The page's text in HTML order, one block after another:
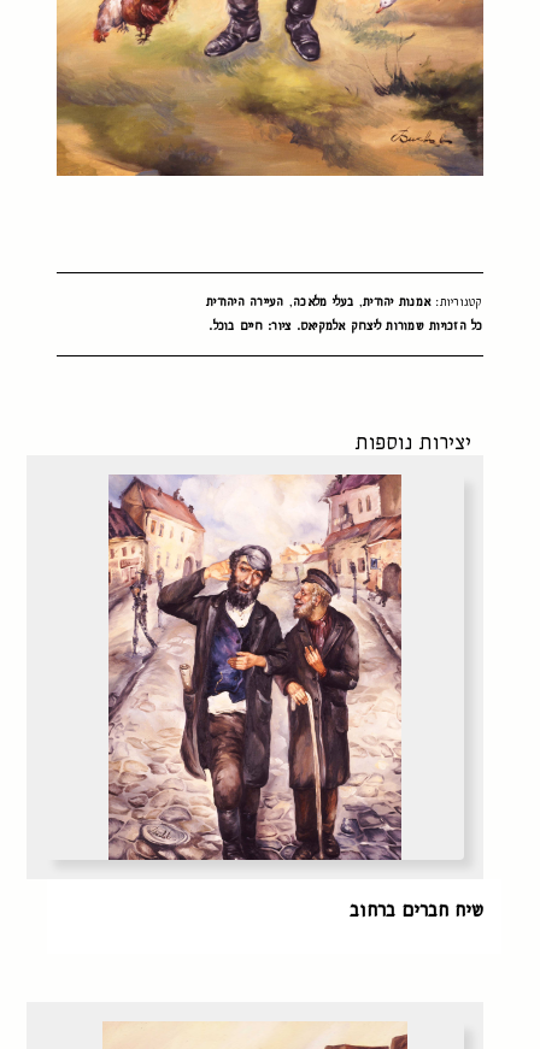
קטגוריות:אמנות יהודית, בעלי מלאכה, העיירה היהודית
כל הזכויות שמורות ליצחק אלמקיאס. ציור: חיים בוכל.
יצירות נוספות
שיח חברים ברחוב